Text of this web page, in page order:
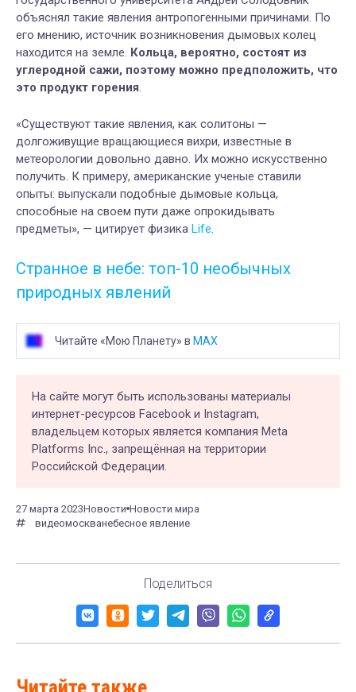
объяснял такие явления антропогенными причинами. По
его мнению, источник возникновения дымовых колец
находится на земле. Кольца, вероятно, состоят из
углеродной сажи, поэтому можно предположить, что
это продукт горения.
«Существуют такие явления, как солитоны —
долгоживущие вращающиеся вихри, известные в
метеорологии довольно давно. Их можно искусственно
получить. К примеру, американские ученые ставили
опыты: выпускали подобные дымовые кольца,
способные на своем пути даже опрокидывать
предметы», — цитирует физика Life.
Странное в небе: топ-10 необычных
природных явлений
Читайте «Мою Планету» в MAX
На сайте могут быть использованы материалы
интернет-ресурсов Facebook и Instagram,
владельцем которых является компания Meta
Platforms Inc., запрещённая на территории
Российской Федерации.
27 марта 2023Новости Новости мира
видеомоскванебесное явление
Поделиться
Читайте также